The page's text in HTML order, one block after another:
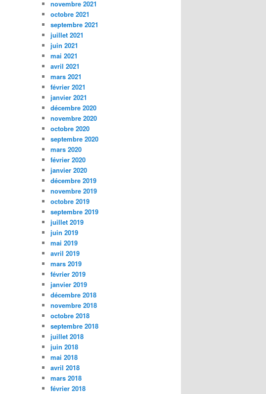
novembre 2021
octobre 2021
septembre 2021
juillet 2021
juin 2021
mai 2021
avril 2021
mars 2021
février 2021
janvier 2021
décembre 2020
novembre 2020
octobre 2020
septembre 2020
mars 2020
février 2020
janvier 2020
décembre 2019
novembre 2019
octobre 2019
septembre 2019
juillet 2019
juin 2019
mai 2019
avril 2019
mars 2019
février 2019
janvier 2019
décembre 2018
novembre 2018
octobre 2018
septembre 2018
juillet 2018
juin 2018
mai 2018
avril 2018
mars 2018
février 2018